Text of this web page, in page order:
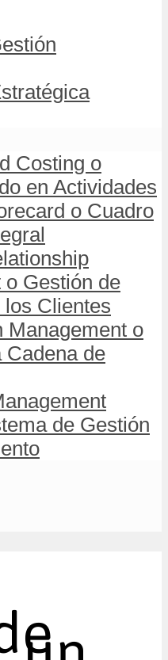
Costing o
en Actividades
o Cuadro
o Gestión de
Clientes
Management o
Cadena de
de Gestión